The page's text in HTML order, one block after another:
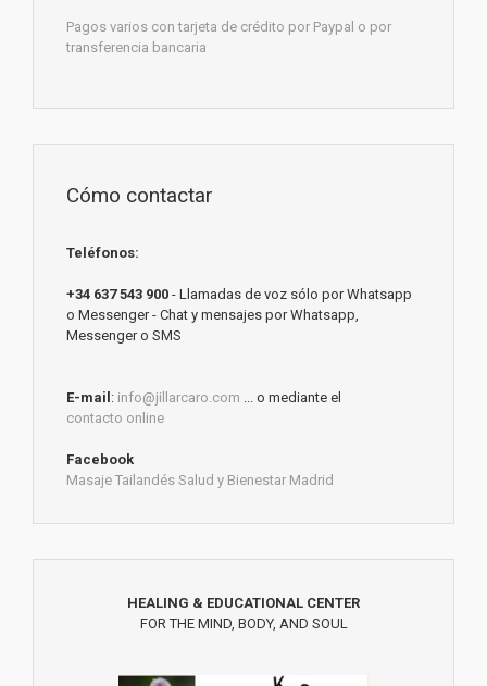
Pagos varios con tarjeta de crédito por Paypal o por
transferencia bancaria
Cómo contactar
Teléfonos:
+34 637 543 900 - Llamadas de voz sólo por Whatsapp
o Messenger - Chat y mensajes por Whatsapp,
Messenger o SMS
E-mail : info@jillarcaro.com ... o mediante el
contacto online
Facebook
Masaje Tailandés Salud y Bienestar Madrid
HEALING & EDUCATIONAL CENTER
FOR THE MIND, BODY, AND SOUL